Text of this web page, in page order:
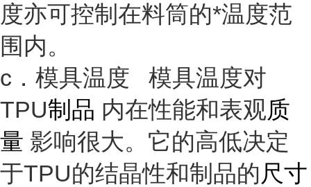
度亦可控制在料筒的*温度范
围内。
c．模具温度 模具温度对
TPU制品 内在性能和表观质
量 影响很大。它的高低决定
于TPU的结晶性和制品的 尺寸